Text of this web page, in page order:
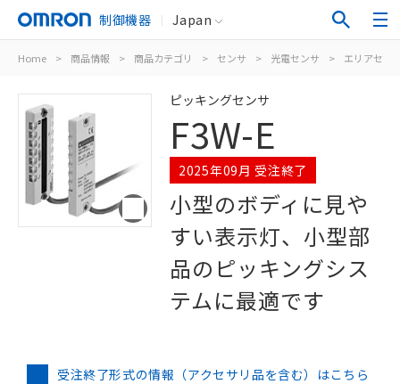
制御機器 Japan
Home > 商品情報 > 商品カテゴリ > センサ > 光電センサ > エリアセン
ピッキングセンサ
F3W-E
2025年09月 受注終了
小型のボディに見や
すい表示灯、小型部
品のピッキングシス
テムに最適です
受注終了形式の情報（アクセサリ品を含む）はこちら